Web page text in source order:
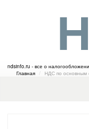
ndsinfo.ru - все о
Главная
НДС по основным